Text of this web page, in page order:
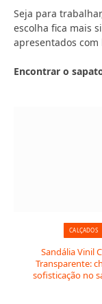
Seja para
escolha fica mais
apresentados
Encontrar o
CALÇADOS
Sandália Vinil
Transparente:
sofisticação no